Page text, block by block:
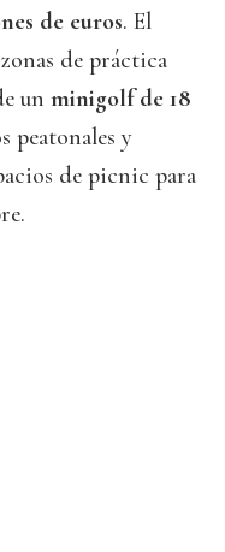
de euros. El
de práctica
un minigolf de 18
peatonales y
de picnic para